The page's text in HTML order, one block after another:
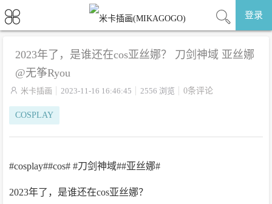
登录
2023年了，是谁还在cos亚丝娜？ 刀剑神域 亚丝娜
@无筝Ryou
 米卡插画 2023-11-16 16:46:45 2556 浏览 0条评论
COSPLAY
#cosplay##cos# #刀剑神域##亚丝娜#
2023年了，是谁还在cos亚丝娜？